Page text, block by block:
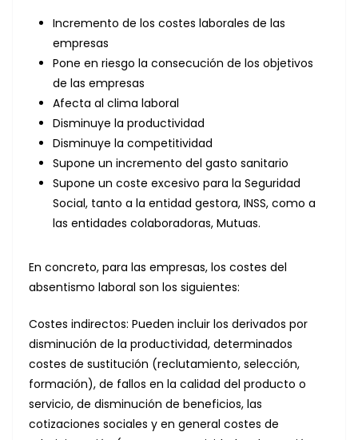
Incremento de los costes laborales de las
empresas
Pone en riesgo la consecución de los objetivos
de las empresas
Afecta al clima laboral
Disminuye la productividad
Disminuye la competitividad
Supone un incremento del gasto sanitario
Supone un coste excesivo para la Seguridad
Social, tanto a la entidad gestora, INSS, como a
las entidades colaboradoras, Mutuas.
En concreto, para las empresas, los costes del
absentismo laboral son los siguientes:
Costes indirectos: Pueden incluir los derivados por
disminución de la productividad, determinados
costes de sustitución (reclutamiento, selección,
formación), de fallos en la calidad del producto o
servicio, de disminución de beneficios, las
cotizaciones sociales y en general costes de